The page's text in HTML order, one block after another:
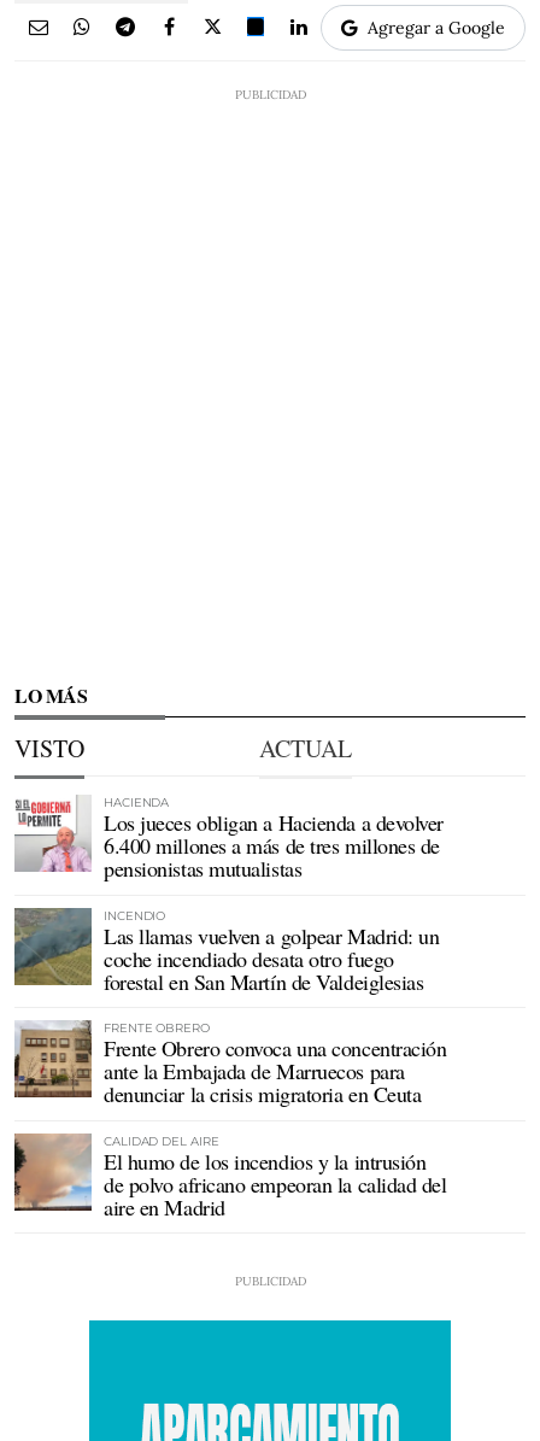
Agregar a Google
LO MÁS
VISTO ACTUAL
HACIENDA
Los jueces obligan a Hacienda a devolver
6.400 millones a más de tres millones de
pensionistas mutualistas
INCENDIO
Las llamas vuelven a golpear Madrid: un
coche incendiado desata otro fuego
forestal en San Martín de Valdeiglesias
FRENTE OBRERO
Frente Obrero convoca una concentración
ante la Embajada de Marruecos para
denunciar la crisis migratoria en Ceuta
CALIDAD DEL AIRE
El humo de los incendios y la intrusión
de polvo africano empeoran la calidad del
aire en Madrid